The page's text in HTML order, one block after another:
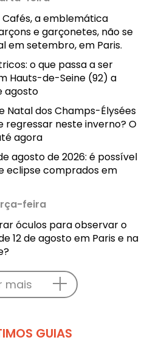
Cafés, a emblemática
e garçonetes, não se
em setembro, em Paris.
o que passa a ser
Hauts-de-Seine (92) a
agosto
Natal dos Champs-Élysées
regressar neste inverno? O
agora
agosto de 2026: é possível
eclipse comprados em
feira
óculos para observar o
12 de agosto em Paris e na
mais
GUIAS